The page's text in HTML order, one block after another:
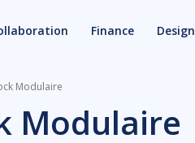
Finance Design
Modulaire
Modulaire